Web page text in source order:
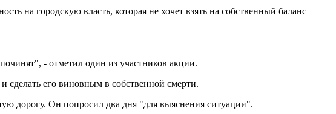
на городскую власть, которая не хочет взять на собственный баланс
- отметил один из участников акции.
сделать его виновным в собственной смерти.
дорогу. Он попросил два дня "для выяснения ситуации".